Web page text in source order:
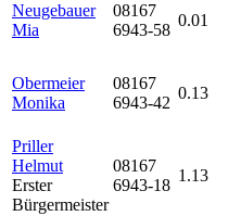
Neugebauer
Mia
08167
6943-58
0.01
Obermeier
Monika
08167
6943-42
0.13
Priller
Helmut
Erster
Bürgermeister
08167
6943-18
1.13